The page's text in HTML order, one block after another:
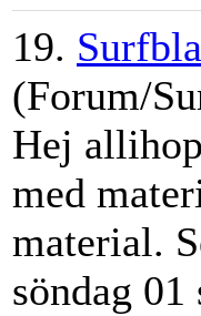
19.
(Forum/
Hej
med
material.
söndag 01